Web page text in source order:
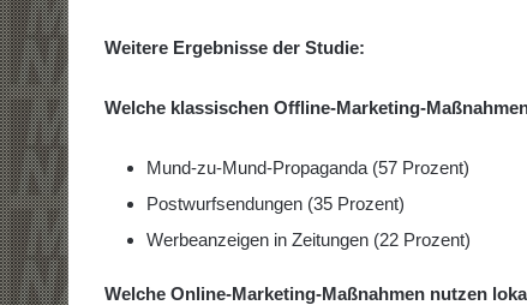
Weitere Ergebnisse der Studie:
Welche klassischen Offline-Marketing-
Mund-zu-Mund-Propaganda (57 Prozent)
Postwurfsendungen (35 Prozent)
Werbeanzeigen in Zeitungen (22 Prozent)
Welche Online-Marketing-Maßnahmen nutzen